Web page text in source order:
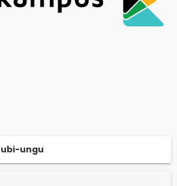
ubi-ungu